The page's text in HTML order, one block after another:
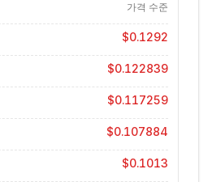
가격 수준
$0.1292
$0.122839
$0.117259
$0.107884
$0.1013